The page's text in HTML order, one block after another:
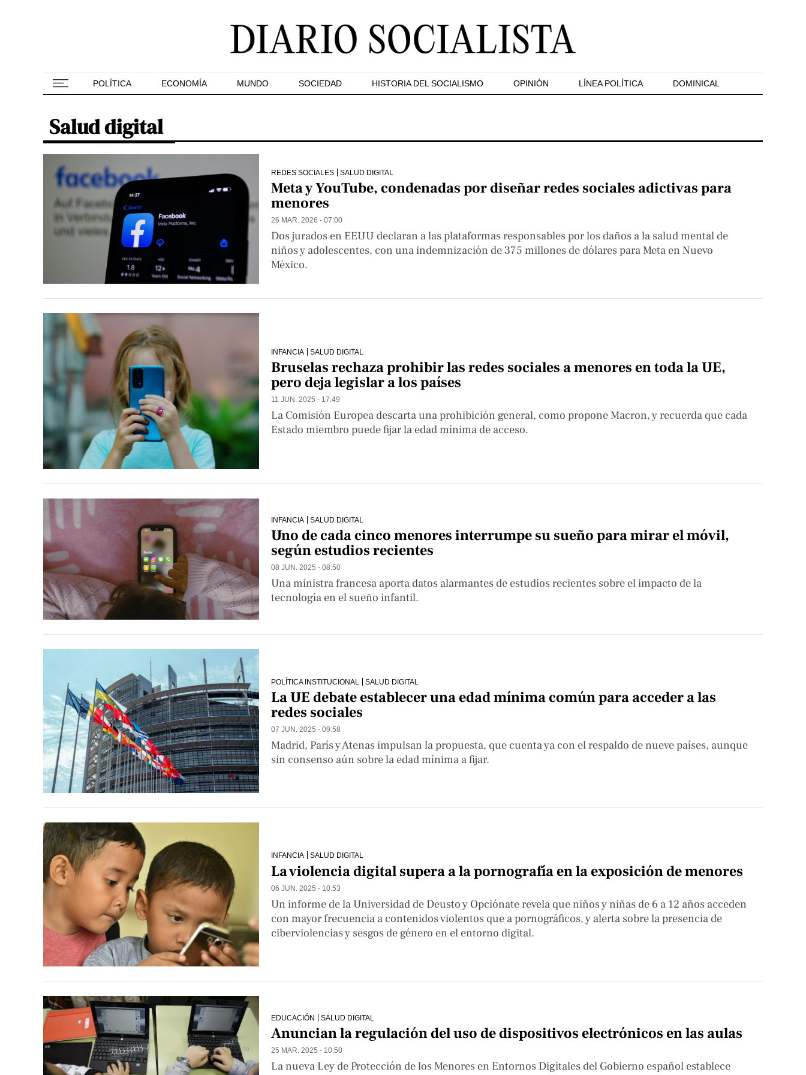
POLÍTICA ECONOMÍA MUNDO SOCIEDAD HISTORIA DEL SOCIALISMO OPINIÓN LÍNEA POLÍTICA DOMINICAL
Salud digital
REDES SOCIALES SALUD DIGITAL
Meta y YouTube, condenadas por diseñar redes sociales adictivas para
menores
26 MAR. 2026 - 07:00
Dos jurados en EEUU declaran a las plataformas responsables por los daños a la salud mental de
niños y adolescentes, con una indemnización de 375 millones de dólares para Meta en Nuevo
México.
INFANCIA SALUD DIGITAL
Bruselas rechaza prohibir las redes sociales a menores en toda la UE,
pero deja legislar a los países
11 JUN. 2025 - 17:49
La Comisión Europea descarta una prohibición general, como propone Macron, y recuerda que cada
Estado miembro puede fijar la edad mínima de acceso.
INFANCIA SALUD DIGITAL
Uno de cada cinco menores interrumpe su sueño para mirar el móvil,
según estudios recientes
08 JUN. 2025 - 08:50
Una ministra francesa aporta datos alarmantes de estudios recientes sobre el impacto de la
tecnología en el sueño infantil.
POLÍTICA INSTITUCIONAL SALUD DIGITAL
La UE debate establecer una edad mínima común para acceder a las
redes sociales
07 JUN. 2025 - 09:58
Madrid, París y Atenas impulsan la propuesta, que cuenta ya con el respaldo de nueve países, aunque
sin consenso aún sobre la edad mínima a fijar.
INFANCIA SALUD DIGITAL
La violencia digital supera a la pornografía en la exposición de menores
06 JUN. 2025 - 10:53
Un informe de la Universidad de Deusto y Opciónate revela que niños y niñas de 6 a 12 años acceden
con mayor frecuencia a contenidos violentos que a pornográficos, y alerta sobre la presencia de
ciberviolencias y sesgos de género en el entorno digital.
EDUCACIÓN SALUD DIGITAL
Anuncian la regulación del uso de dispositivos electrónicos en las aulas
25 MAR. 2025 - 10:50
La nueva Ley de Protección de los Menores en Entornos Digitales del Gobierno español establece